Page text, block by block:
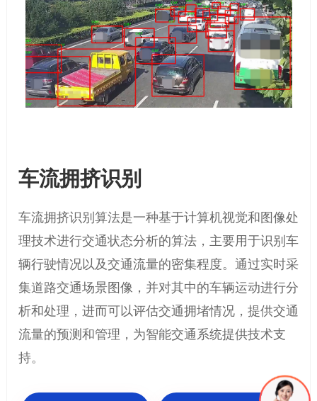
车流拥挤识别
车流拥挤识别算法是一种基于计算机视觉和图像处
理技术进行交通状态分析的算法，主要用于识别车
辆行驶情况以及交通流量的密集程度。通过实时采
集道路交通场景图像，并对其中的车辆运动进行分
析和处理，进而可以评估交通拥堵情况，提供交通
流量的预测和管理，为智能交通系统提供技术支
持。